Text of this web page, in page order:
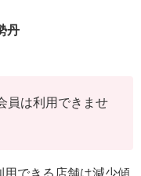
丹
員は利用できませ
用できる店舗は減少傾